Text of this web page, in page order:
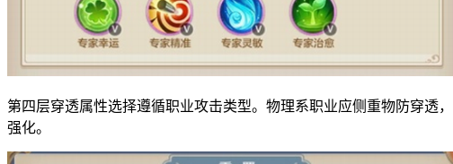
第四层穿透属性选择遵循职业攻击类型。物理系职业应侧重物防穿透
强化。